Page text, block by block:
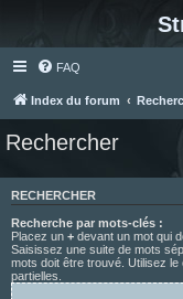
FAQ
Index du forum
Rechercher
RECHERCHER
Recherche par mots-clés :
Placez un + devant un mot qui
Saisissez une suite de mots
mots doit être trouvé. Utilisez
partielles.